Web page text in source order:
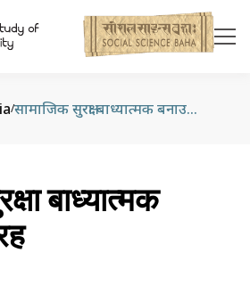
/ सामाजिक सुरक्षा बाध्यात्मक बनाउन आग्रह
बाध्यात्मक